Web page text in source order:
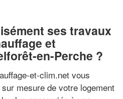
ses travaux
et
en-Perche ?
et-clim.net vous
mesure de votre logement